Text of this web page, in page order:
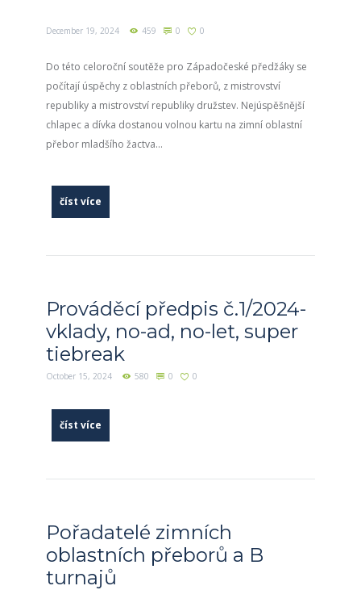
December 19, 2024 459 0 0
Do této celoroční soutěže pro Západočeské předžáky se
počítají úspěchy z oblastních přeborů, z mistrovství
republiky a mistrovství republiky družstev. Nejúspěšnější
chlapec a dívka dostanou volnou kartu na zimní oblastní
přebor mladšího žactva...
číst více
Prováděcí předpis č.1/2024-
vklady, no-ad, no-let, super
tiebreak
October 15, 2024 580 0 0
číst více
Pořadatelé zimních
oblastních přeborů a B
turnajů